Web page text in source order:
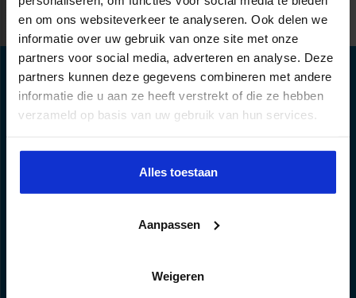
en om ons websiteverkeer te analyseren. Ook delen we
informatie over uw gebruik van onze site met onze
partners voor social media, adverteren en analyse. Deze
partners kunnen deze gegevens combineren met andere
informatie die u aan ze heeft verstrekt of die ze hebben
verzameld op basis van uw gebruik van hun services.
Alles toestaan
Aanpassen
Weigeren
Persoonlijk opleidingsadvies nodig?
vakgebied. Je kunt mij bereiken via onderstaande